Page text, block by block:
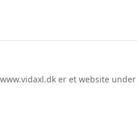
er et website